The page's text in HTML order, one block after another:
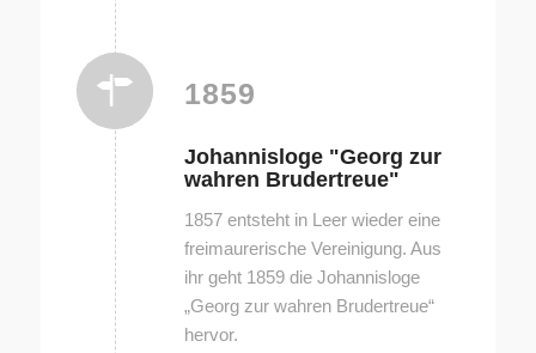
1859
Johannisloge "Georg zur
wahren Brudertreue"
1857 entsteht in Leer wieder eine
freimaurerische Vereinigung. Aus
ihr geht 1859 die Johannisloge
„Georg zur wahren Brudertreue“
hervor.